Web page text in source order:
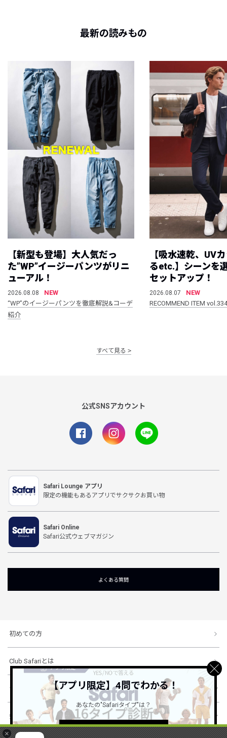
×
最新の読みもの
【新型も登場】大人気だっ
た”WP”イージーパンツがリニ
ューアル！
2026.08.08
NEW
“WP”のイージーパンツを徹底解説&コーデ
紹介
【吸水速乾、UV
るetc.】シーンを
セットアップ！
2026.08.07
NEW
RECOMMEND ITEM vol.334
すべて見る
公式SNSアカウント
Safari Lounge アプリ
限定の機能もあるアプリでサクサクお買い物
Safari Online
Safari公式ウェブマガジン
よくある質問
初めての方
Club Safariとは
ショッピングガイド
会社概要・規約
【アプリ限定】4問でわかる！
あなたの"Safariタイプ"は？
詳しくはこちら ＞